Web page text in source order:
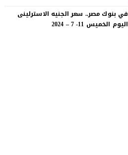
في بنوك مصر.. سعر الجنيه الاسترلينى
اليوم الخميس 11- 7 – 2024